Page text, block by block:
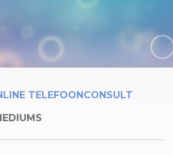
TELEFOONCONSULT